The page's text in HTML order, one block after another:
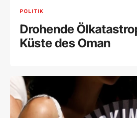
POLITIK
Drohende
Küste des Oman